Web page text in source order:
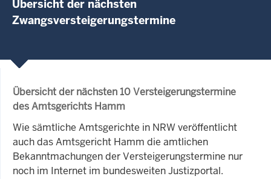
Übersicht der nächsten
Zwangsversteigerungstermine
Übersicht der nächsten 10 Versteigerungstermine
des Amtsgerichts Hamm
Wie sämtliche Amtsgerichte in NRW veröffentlicht
auch das Amtsgericht Hamm die amtlichen
Bekanntmachungen der Versteigerungstermine nur
noch im Internet im bundesweiten Justizportal.